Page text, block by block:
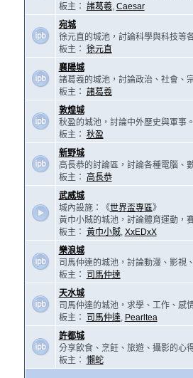
板主： 諸葛羲, Caesar
宛城
徐元直的城池，討論科學與科技等
板主： 徐元直
襄陽城
諸葛羲的城池，討論政治、社會、
板主： 諸葛羲
敦煌城
秋盈的城池，討論中外歷史與軍事。
板主： 秋盈
新野城
高長恭的討論區，討論各種電腦、
板主：
高長恭
武威城
城內設施：《世界盃專區》
黃巾小賊的城池，討論體育運動，
板主： 黃巾小賊, XxEDxX
樂浪城
司馬仲達的城池，討論動漫、影視
板主：
司馬仲達
天水城
司馬仲達的城池，求學、工作、感
板主：
司馬仲達, Pearltea
許都城
分享飲食、烹飪、旅遊、攝影的心
板主： 懶蛇